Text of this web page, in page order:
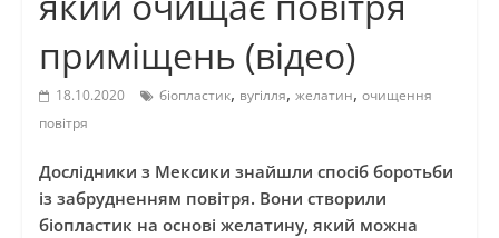
приміщень (відео)
18.10.2020 біопластик, вугілля, желатин, очищення
повітря
Дослідники з Мексики знайшли спосіб боротьби
із забрудненням повітря. Вони створили
біопластик на основі желатину, який можна